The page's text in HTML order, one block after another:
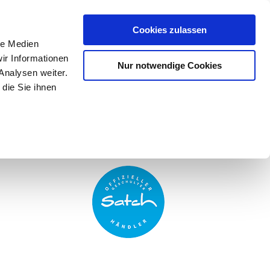
Medien
Informationen
weiter.
Sie ihnen
Cookies zulassen
Nur notwendige Cookies
0,00 €